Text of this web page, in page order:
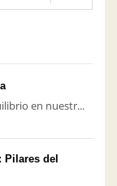
en nuestr...
Pilares del